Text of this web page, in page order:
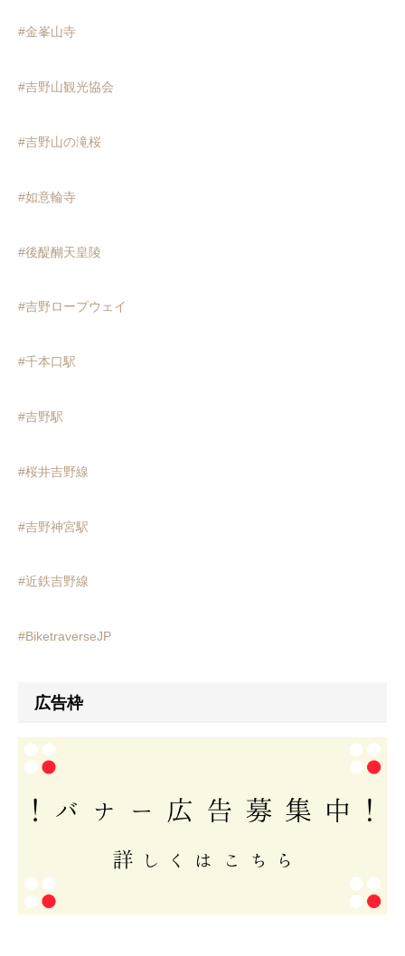
#金峯山寺
#吉野山観光協会
#吉野山の滝桜
#如意輪寺
#後醍醐天皇陵
#吉野ロープウェイ
#千本口駅
#吉野駅
#桜井吉野線
#吉野神宮駅
#近鉄吉野線
#BiketraverseJP
広告枠